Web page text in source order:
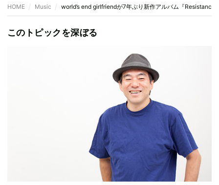
HOME Music world’s end girlfriendが7年ぶり新作アルバム『Resistance
このトピックを深ぼる